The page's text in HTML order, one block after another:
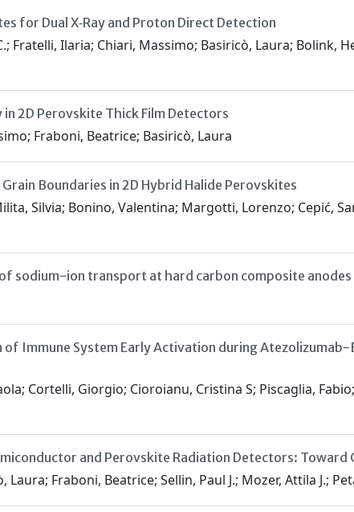
for Dual X‐Ray and Proton Direct Detection
Fratelli, Ilaria; Chiari, Massimo; Basiricò, Laura; Bolink,
2D Perovskite Thick Film Detectors
Fraboni, Beatrice; Basiricò, Laura
Boundaries in 2D Hybrid Halide Perovskites
Silvia; Bonino, Valentina; Margotti, Lorenzo; Cepić,
sodium-ion transport at hard carbon composite anodes
Immune System Early Activation during
Cortelli, Giorgio; Cioroianu, Cristina S; Piscaglia,
and Perovskite Radiation Detectors: Toward
Fraboni, Beatrice; Sellin, Paul J.; Mozer, Attila J.;